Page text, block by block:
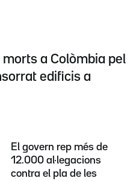
a Colòmbia pel
edificis a
El govern rep més de
12.000 al·legacions
contra el pla de les